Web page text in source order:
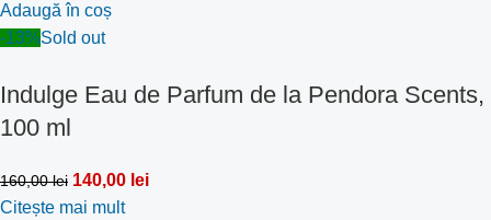
Adaugă în coș
-13%Sold out
Indulge Eau de Parfum de la Pendora Scents,
100 ml
160,00lei 140,00 lei
Citește mai mult